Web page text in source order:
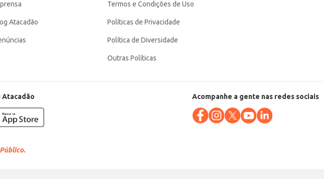
Atacadão
Termos e Condições de Uso
Políticas de Privacidade
Política de Diversidade
Outras Políticas
Atacadão Acompanhe a gente nas redes sociais